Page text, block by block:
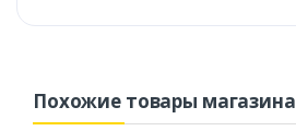
Похожие товары магазина